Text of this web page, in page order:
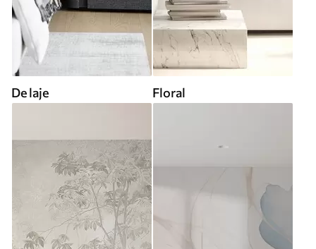
De laje Floral